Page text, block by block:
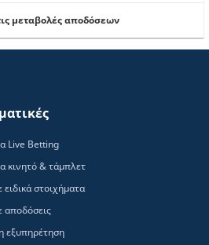
μεταβολές αποδόσεων
Live Betting
κινητό & τάμπλετ
στοιχήματα
αποδόσεις
εξυπηρέτηση